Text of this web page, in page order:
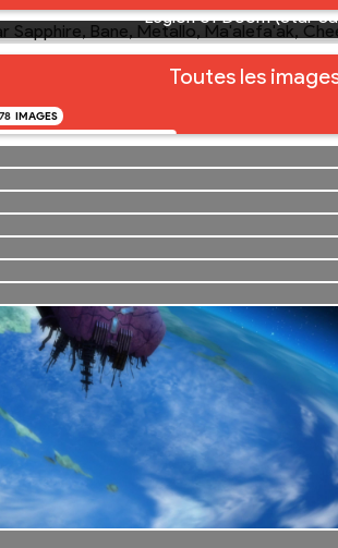
Legion of Doom (Star
Toutes les
78 IMAGES